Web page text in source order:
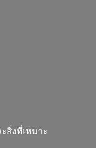
สิ่งที่เหมาะ